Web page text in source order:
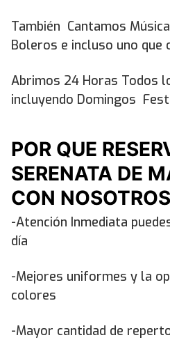
También Cantamos
Boleros e incluso uno
Abrimos 24 Horas Todos
incluyendo Domingos
POR QUE
SERENATA DE
CON
-Atención Inmediata
día
-Mejores uniformes y la
colores
-Mayor cantidad de